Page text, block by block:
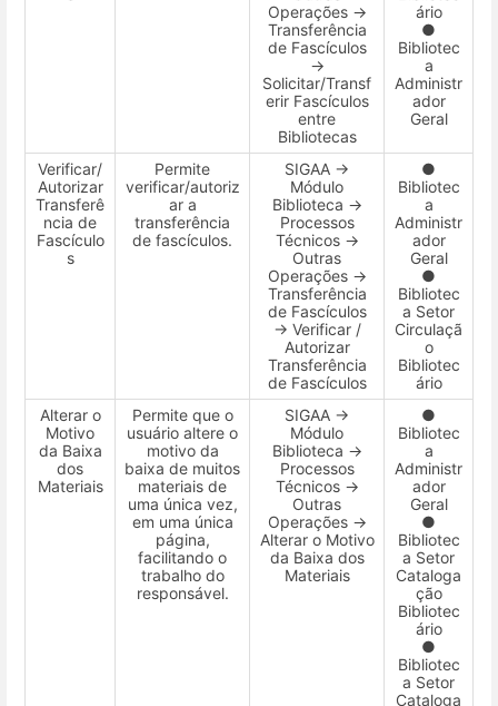
Operações →
Transferência
de Fascículos
→
Solicitar/Transf
erir Fascículos
entre
Bibliotecas
ário
●
Bibliotec
a
Administr
ador
Geral
Verificar/
Autorizar
Transferê
ncia de
Fascículo
s
Permite
verificar/autoriz
ar a
transferência
de fascículos.
SIGAA →
Módulo
Biblioteca →
Processos
Técnicos →
Outras
Operações →
Transferência
de Fascículos
→ Verificar /
Autorizar
Transferência
de Fascículos
●
Bibliotec
a
Administr
ador
Geral
●
Bibliotec
a Setor
Circulaçã
o
Bibliotec
ário
Alterar o
Motivo
da Baixa
dos
Materiais
Permite que o
usuário altere o
motivo da
baixa de muitos
materiais de
uma única vez,
em uma única
página,
facilitando o
trabalho do
responsável.
SIGAA →
Módulo
Biblioteca →
Processos
Técnicos →
Outras
Operações →
Alterar o Motivo
da Baixa dos
Materiais
●
Bibliotec
a
Administr
ador
Geral
●
Bibliotec
a Setor
Cataloga
ção
Bibliotec
ário
●
Bibliotec
a Setor
Cataloga